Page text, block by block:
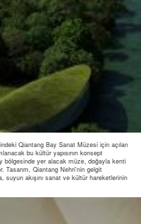
Qiantang Bay Sanat Müzesi için açılan
bu kültür yapısının konsept
bölgesinde yer alacak müze, doğayla kenti
Qiantang Nehri’nin gelgit
suyun akışını sanat ve kültür hareketlerinin